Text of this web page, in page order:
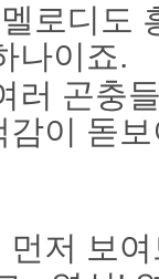
로디도
나이죠.
러 곤충
감이 돋
저 보